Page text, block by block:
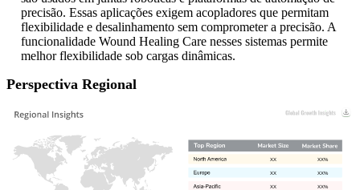
precisão. Essas aplicações exigem acopladores que permitam
flexibilidade e desalinhamento sem comprometer a precisão. A
funcionalidade Wound Healing Care nesses sistemas permite
melhor flexibilidade sob cargas dinâmicas.
Perspectiva Regional
XX%
XX
XX%
XX
XX%
XX